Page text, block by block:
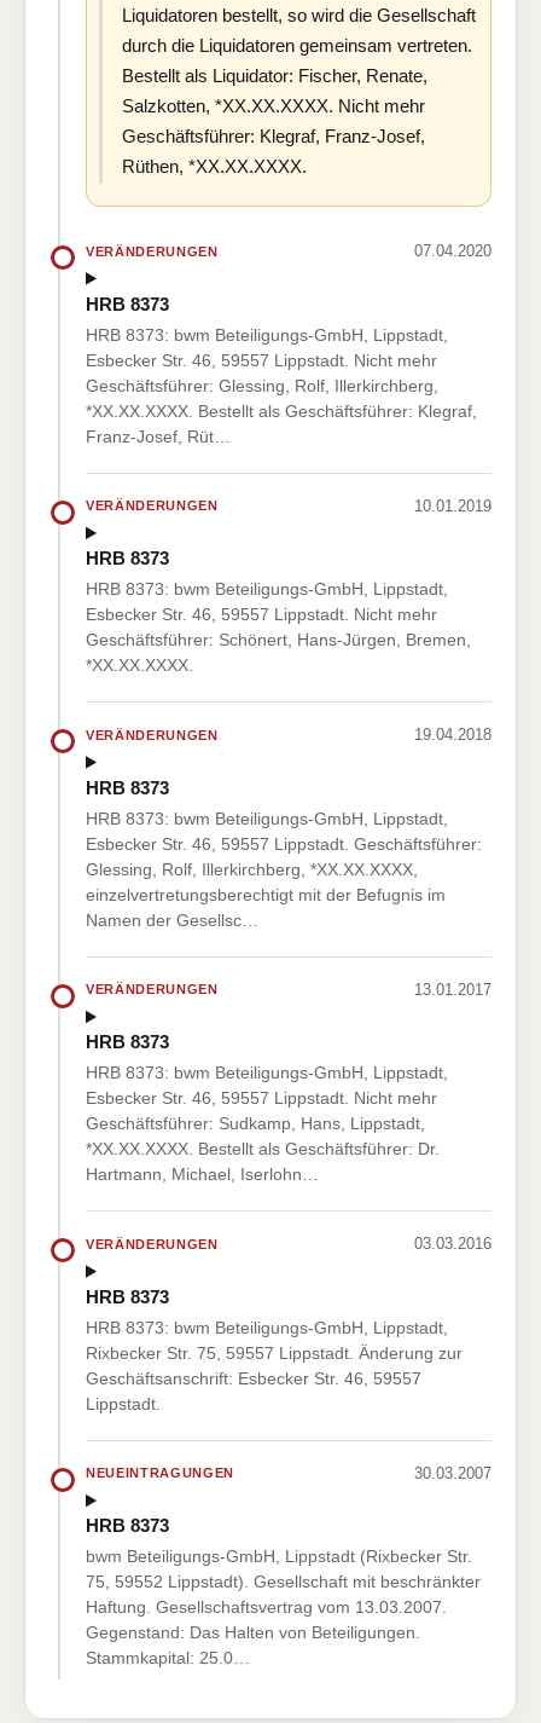
Liquidatoren bestellt, so wird die Gesellschaft
durch die Liquidatoren gemeinsam vertreten.
Bestellt als Liquidator: Fischer, Renate,
Salzkotten, *XX.XX.XXXX. Nicht mehr
Geschäftsführer: Klegraf, Franz-Josef,
Rüthen, *XX.XX.XXXX.
VERÄNDERUNGEN 07.04.2020
HRB 8373
HRB 8373: bwm Beteiligungs-GmbH, Lippstadt,
Esbecker Str. 46, 59557 Lippstadt. Nicht mehr
Geschäftsführer: Glessing, Rolf, Illerkirchberg,
*XX.XX.XXXX. Bestellt als Geschäftsführer: Klegraf,
Franz-Josef, Rüt…
VERÄNDERUNGEN 10.01.2019
HRB 8373
HRB 8373: bwm Beteiligungs-GmbH, Lippstadt,
Esbecker Str. 46, 59557 Lippstadt. Nicht mehr
Geschäftsführer: Schönert, Hans-Jürgen, Bremen,
*XX.XX.XXXX.
VERÄNDERUNGEN 19.04.2018
HRB 8373
HRB 8373: bwm Beteiligungs-GmbH, Lippstadt,
Esbecker Str. 46, 59557 Lippstadt. Geschäftsführer:
Glessing, Rolf, Illerkirchberg, *XX.XX.XXXX,
einzelvertretungsberechtigt mit der Befugnis im
Namen der Gesellsc…
VERÄNDERUNGEN 13.01.2017
HRB 8373
HRB 8373: bwm Beteiligungs-GmbH, Lippstadt,
Esbecker Str. 46, 59557 Lippstadt. Nicht mehr
Geschäftsführer: Sudkamp, Hans, Lippstadt,
*XX.XX.XXXX. Bestellt als Geschäftsführer: Dr.
Hartmann, Michael, Iserlohn…
VERÄNDERUNGEN 03.03.2016
HRB 8373
HRB 8373: bwm Beteiligungs-GmbH, Lippstadt,
Rixbecker Str. 75, 59557 Lippstadt. Änderung zur
Geschäftsanschrift: Esbecker Str. 46, 59557
Lippstadt.
NEUEINTRAGUNGEN 30.03.2007
HRB 8373
bwm Beteiligungs-GmbH, Lippstadt (Rixbecker Str.
75, 59552 Lippstadt). Gesellschaft mit beschränkter
Haftung. Gesellschaftsvertrag vom 13.03.2007.
Gegenstand: Das Halten von Beteiligungen.
Stammkapital: 25.0…